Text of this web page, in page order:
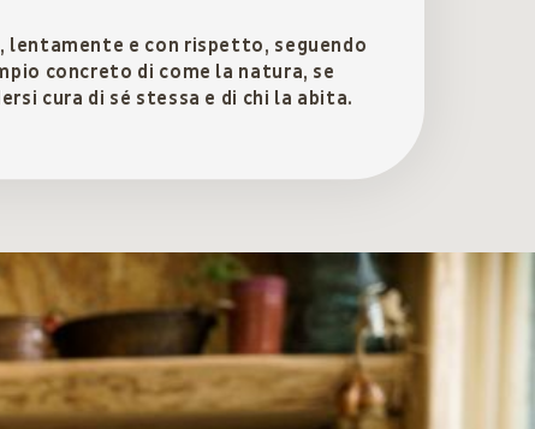
lentamente e con rispetto, seguendo
concreto di come la natura, se
cura di sé stessa e di chi la abita.